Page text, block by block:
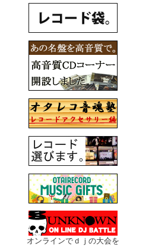
オンラインでｄｊの大会を